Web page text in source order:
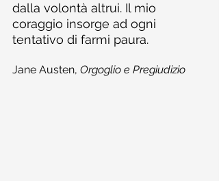
dalla volontà altrui. Il mio
coraggio insorge ad ogni
tentativo di farmi paura.
Jane Austen, Orgoglio e Pregiudizio